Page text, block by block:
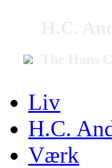
Liv
H.C.
Værk